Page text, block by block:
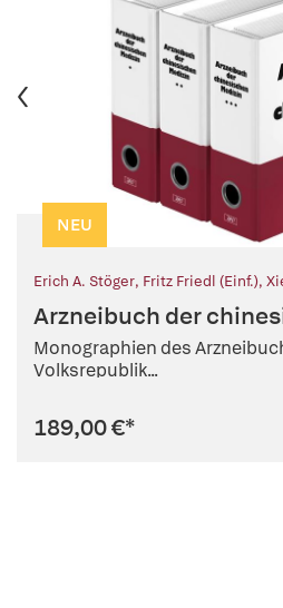
NEU
Erich A. Stöger, Fritz Friedl (Einf.),
Shen Yuan (Illustr.) ,Chen Daixian
(Illustr.),Ren Guodong (Illustr.),Yan
Liangdong (Illustr.)
Zhenqi (Illustr.)
Arzneibuch der
Monographien des
Volksrepublik...
189,00 €*